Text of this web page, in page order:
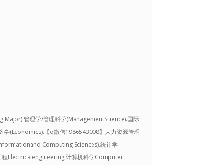
Major).管理学/管理科学(ManagementScience).国际
(Economics).【q微信1986543008】人力资源管理
Computing Sciences).统计学
Electricalengineering,计算机科学Computer